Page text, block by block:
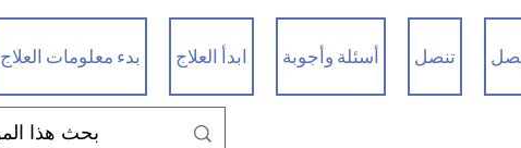
بدء معلومات العلاج ابدأ العلاج أسئلة وأجوبة تنصل